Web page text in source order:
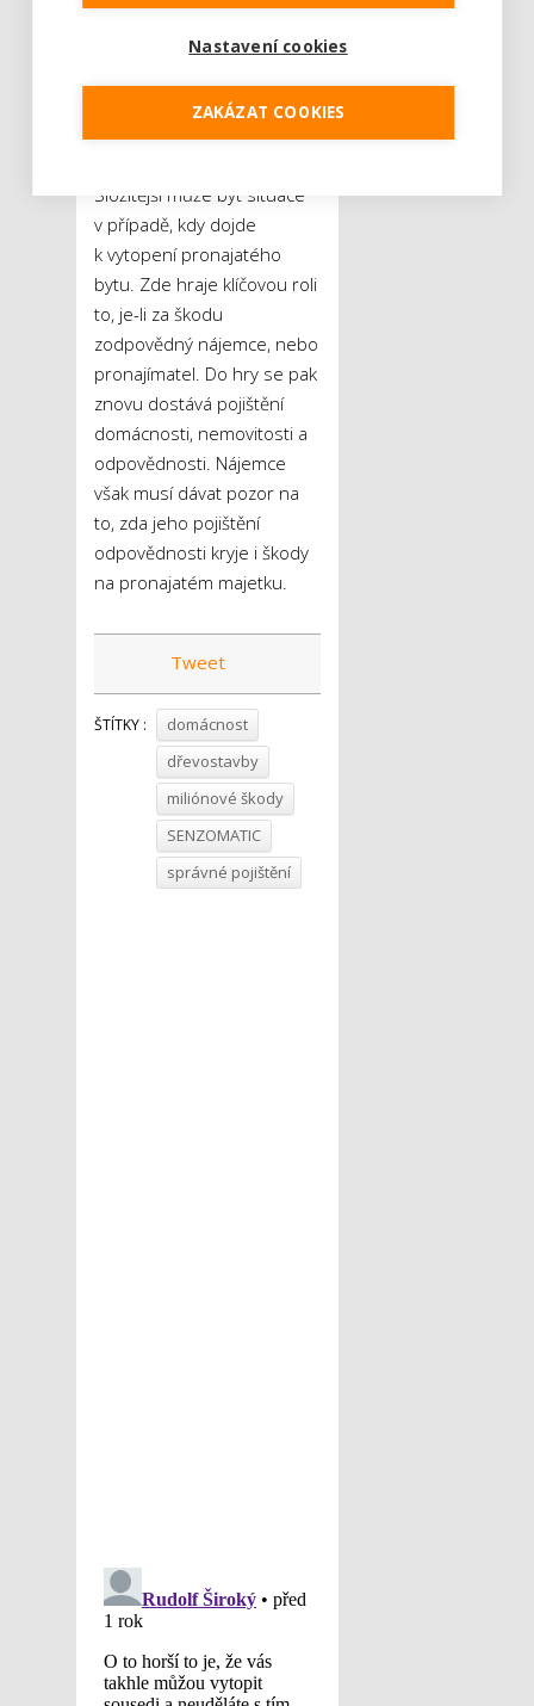
lehkovážnost nebo
podceňování reálně hrozících
skutečné drama,“popisuje
Radek Starosta.
Složitější může být situace
v případě, kdy dojde
k vytopení pronajatého
bytu. Zde hraje klíčovou roli
to, je-li za škodu
zodpovědný nájemce, nebo
pronajímatel. Do hry se pak
znovu dostává pojištění
domácnosti, nemovitosti a
odpovědnosti. Nájemce
však musí dávat pozor na
to, zda jeho pojištění
odpovědnosti kryje i škody
na pronajatém majetku.
Tweet
ŠTÍTKY :
domácnost
dřevostavby
miliónové škody
SENZOMATIC
správné pojištění
Nastavení cookies
ZAKÁZAT COOKIES